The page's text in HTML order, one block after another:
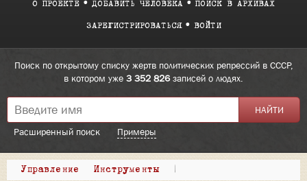
О ПРОЕКТЕ ДОБАВИТЬ ЧЕЛОВЕКА ПОИСК В АРХИВАХ
ЗАРЕГИСТРИРОВАТЬСЯ ВОЙТИ
Поиск по открытому списку жертв политических репрессий в СССР,
в котором уже 3 352 826записей о людях.
Расширенный поиск Примеры
Управление Инструменты |